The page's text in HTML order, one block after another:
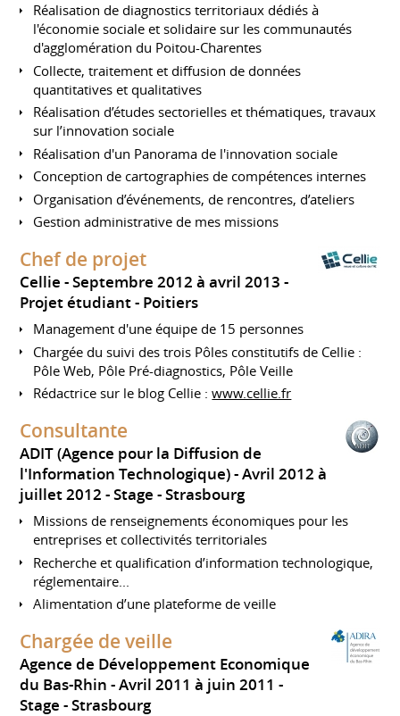
Réalisation de diagnostics territoriaux dédiés à
l'économie sociale et solidaire sur les communautés
d'agglomération du Poitou-Charentes
Collecte, traitement et diffusion de données
quantitatives et qualitatives
Réalisation d’études sectorielles et thématiques, travaux
sur l’innovation sociale
Réalisation d'un Panorama de l'innovation sociale
Conception de cartographies de compétences internes
Organisation d’événements, de rencontres, d’ateliers
Gestion administrative de mes missions
Chef de projet
Cellie
Septembre 2012 à avril 2013
Projet étudiant
Poitiers
Management d'une équipe de 15 personnes
Chargée du suivi des trois Pôles constitutifs de Cellie :
Pôle Web, Pôle Pré-diagnostics, Pôle Veille
Rédactrice sur le blog Cellie :www.cellie.fr
Consultante
ADIT (Agence pour la Diffusion de
l'Information Technologique)
Avril 2012 à
juillet 2012 Stage Strasbourg
Missions de renseignements économiques pour les
entreprises et collectivités territoriales
Recherche et qualification d’information technologique,
réglementaire...
Alimentation d’une plateforme de veille
Chargée de veille
Agence de Développement Economique
du Bas-Rhin
Avril 2011 à juin 2011
Stage
Strasbourg